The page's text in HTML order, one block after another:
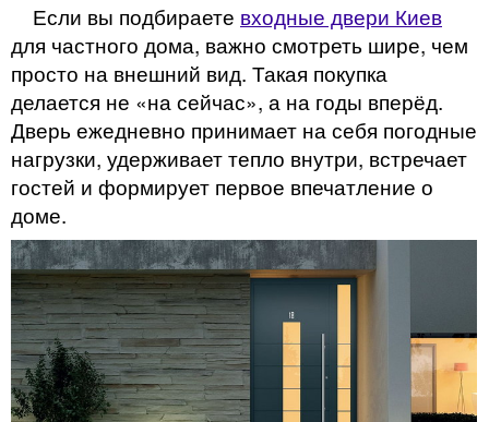
Если вы подбираете входные двери Киев
для частного дома, важно смотреть шире, чем
просто на внешний вид. Такая покупка
делается не «на сейчас», а на годы вперёд.
Дверь ежедневно принимает на себя погодные
нагрузки, удерживает тепло внутри, встречает
гостей и формирует первое впечатление о
доме.